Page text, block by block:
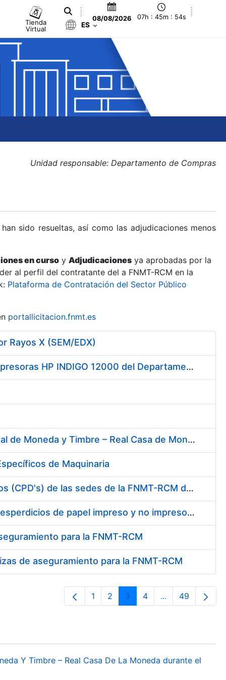
Tienda
Virtual
08/08/2026 07h : 45m : 55s
ES
Unidad responsable: Departamento de Compras
sido resueltas, así como las adjudicaciones menos
en curso y Adjudicaciones ya aprobadas por la
al perfil del contratante del a FNMT-RCM en la
Plataforma de Contratación del Sector Público
portallicitacion.fnmt.es
Rayos X (SEM/EDX)
Servicio de Mantenimiento y Asistencia Técnica Integral de las Impresoras HP INDIGO 12000 del Departamento de Timbre y serie III HP 7900 Departamento de Imprenta/Tarjetas en su sede de Madrid
Contratación del Suministro de Gas Natural para la Fábrica Nacional de Moneda y Timbre – Real Casa de Moneda, en sus centros de trabajo de Madrid y Burgos
de Maquinaria
Conexión mediante fibra óptica de los centros de proceso de datos (CPD's) de las sedes de la FNMT-RCM de Burgos y Madrid
Contratación de enajenación y retirada de recortes sobrantes y desperdicios de papel impreso y no impreso durante el año 2022
para la FNMT-RCM
de aseguramiento para la FNMT-RCM
Página
1 Página
2 Página
3 Página
4 ...PáginasPágina
49
Y Timbre – Real Casa De La Moneda durante el